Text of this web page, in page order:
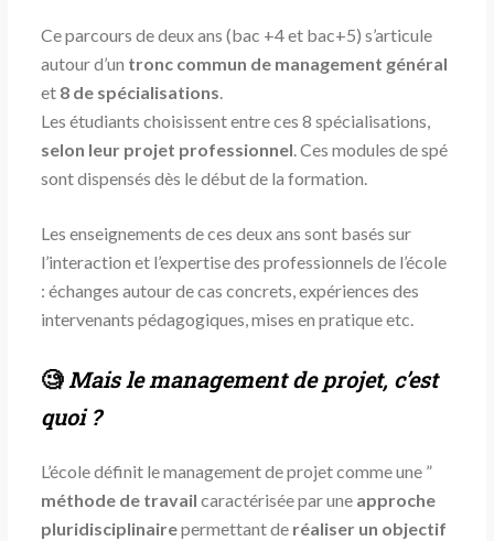
Ce parcours de deux ans (bac +4 et bac+5) s’articule
autour d’un tronc commun de management général
et 8 de spécialisations.
Les étudiants choisissent entre ces 8 spécialisations,
selon leur projet professionnel. Ces modules de spé
sont dispensés dès le début de la formation.
Les enseignements de ces deux ans sont basés sur
l’interaction et l’expertise des professionnels de l’école
: échanges autour de cas concrets, expériences des
intervenants pédagogiques, mises en pratique etc.
🧐Mais le management de projet, c’est
quoi ?
L’école définit le management de projet comme une ”
méthode de travail caractérisée par une approche
pluridisciplinairepermettant de réaliser un objectif